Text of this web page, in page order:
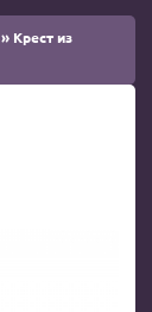
» Крест из